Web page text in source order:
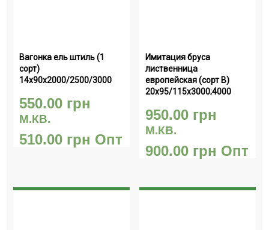
Вагонка ель штиль (1
сорт)
14х90х2000/2500/3000
550.00 грн
М.КВ.
510.00 грн Опт
Имитация бруса
лиственница
европейская (сорт В)
20х95/115х3000;4000
950.00 грн
М.КВ.
900.00 грн Опт